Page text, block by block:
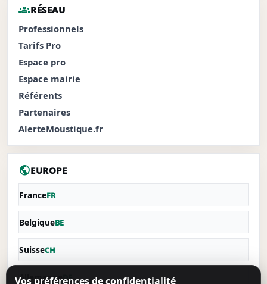
groupsRÉSEAU
Professionnels
Tarifs Pro
Espace pro
Espace mairie
Référents
Partenaires
AlerteMoustique.fr
publicEUROPE
FranceFR
BelgiqueBE
SuisseCH
AllemagneDE
Vos préférences de confidentialité